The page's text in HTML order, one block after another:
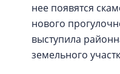
нее появятся
нового
выступила
земельного